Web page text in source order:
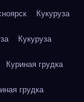
Кукуруза
Кукуруза
Куриная грудка
грудка